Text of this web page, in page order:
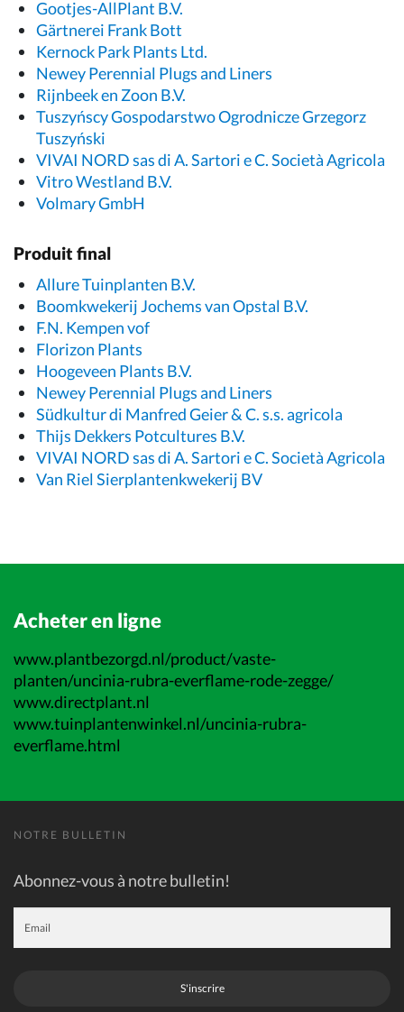
Gootjes-AllPlant B.V.
Gärtnerei Frank Bott
Kernock Park Plants Ltd.
Newey Perennial Plugs and Liners
Rijnbeek en Zoon B.V.
Tuszyńscy Gospodarstwo Ogrodnicze Grzegorz
Tuszyński
VIVAI NORD sas di A. Sartori e C. Società Agricola
Vitro Westland B.V.
Volmary GmbH
Produit final
Allure Tuinplanten B.V.
Boomkwekerij Jochems van Opstal B.V.
F.N. Kempen vof
Florizon Plants
Hoogeveen Plants B.V.
Newey Perennial Plugs and Liners
Südkultur di Manfred Geier & C. s.s. agricola
Thijs Dekkers Potcultures B.V.
VIVAI NORD sas di A. Sartori e C. Società Agricola
Van Riel Sierplantenkwekerij BV
Acheter en ligne
www.plantbezorgd.nl/product/vaste-
planten/uncinia-rubra-everflame-rode-zegge/
www.directplant.nl
www.tuinplantenwinkel.nl/uncinia-rubra-
everflame.html
NOTRE BULLETIN
Abonnez-vous à notre bulletin!
S'inscrire